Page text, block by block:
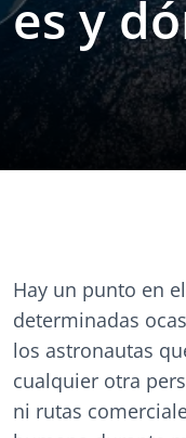
es y
Hay un punto en
determinadas
los astronautas
cualquier otra
ni rutas